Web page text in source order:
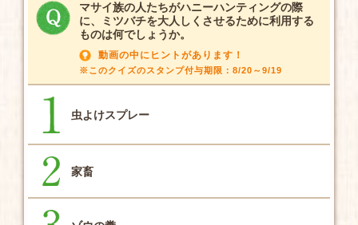
マサイ族の人たちがハニーハンティングの際
に、ミツバチを大人しくさせるために利用する
ものは何でしょうか。
動画の中にヒントがあります！
※このクイズのスタンプ付与期限：8/20～9/19
虫よけスプレー
家畜